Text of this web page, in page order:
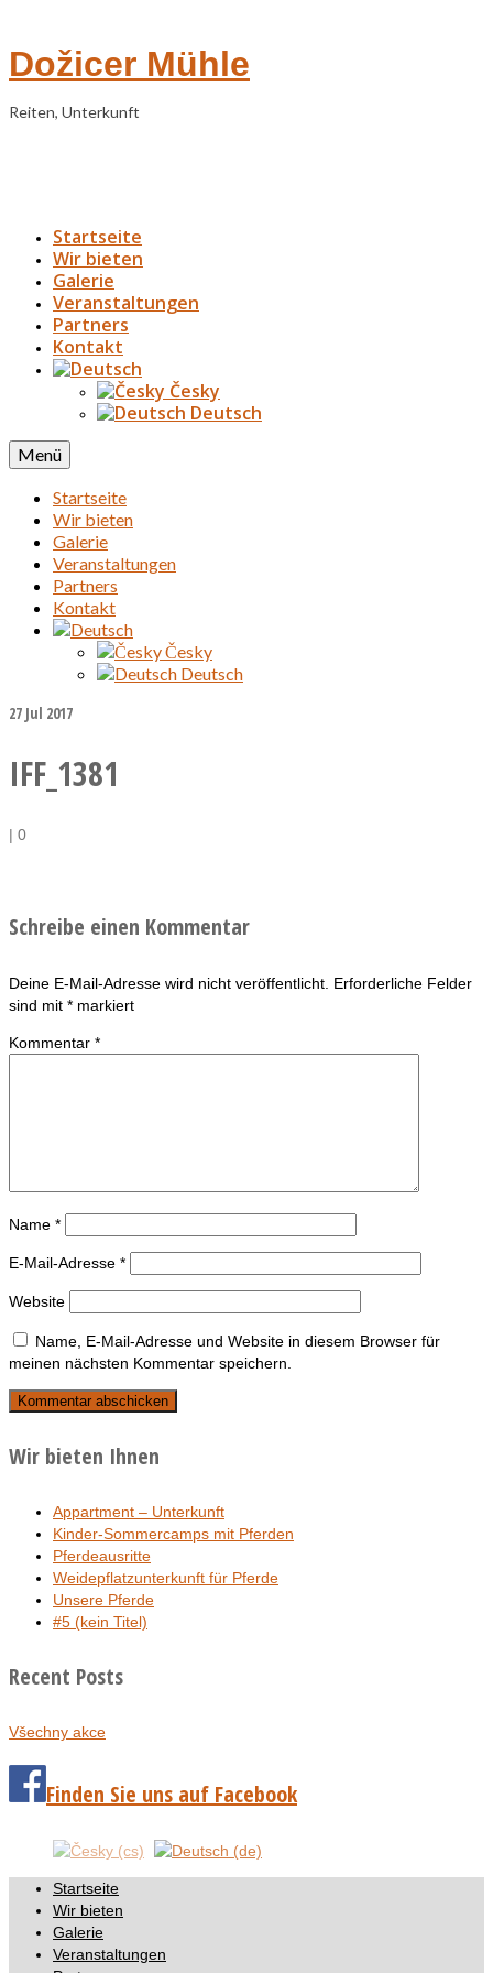
Dožicer Mühle
Reiten, Unterkunft
Startseite
Wir bieten
Galerie
Veranstaltungen
Partners
Kontakt
Česky
Deutsch
Menü
Startseite
Wir bieten
Galerie
Veranstaltungen
Partners
Kontakt
Česky
Deutsch
27 Jul 2017
IFF_1381
| 0
Schreibe einen Kommentar
Deine E-Mail-Adresse wird nicht veröffentlicht. Erforderliche Felder
sind mit * markiert
Kommentar *
Name *
E-Mail-Adresse *
Website
Name, E-Mail-Adresse und Website in diesem Browser für
meinen nächsten Kommentar speichern.
Wir bieten Ihnen
Appartment – Unterkunft
Kinder-Sommercamps mit Pferden
Pferdeausritte
Weidepflatzunterkunft für Pferde
Unsere Pferde
#5 (kein Titel)
Recent Posts
Všechny akce
Finden Sie uns auf Facebook
Startseite
Wir bieten
Galerie
Veranstaltungen